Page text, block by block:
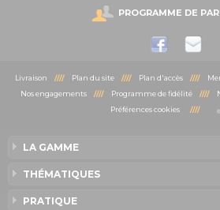
PROGRAMME DE
Livraison //// Plan du site //// Plan d'accès ////
Nos engagements//// Programme de fidélité////
Préférences cookies
////
LA GAMME
THÉMATIQUES
PRATIQUE